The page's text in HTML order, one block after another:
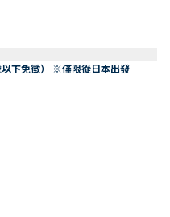
下免徵） ※僅限從日本出發